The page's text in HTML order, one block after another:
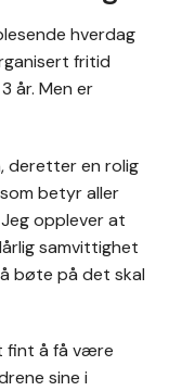
hverdag
fritid
år. Men er
deretter en rolig
betyr aller
opplever at
samvittighet
bøte på det skal
fint å få være
sine i